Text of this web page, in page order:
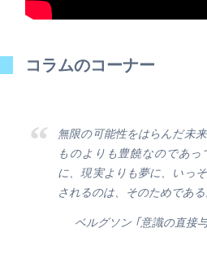
コラムのコーナー
無限の可能性をはらんだ未
ものよりも豊饒なのであ
に、現実よりも夢に、いっ
されるのは、そのためである
ベルグソン ｢意識の直接